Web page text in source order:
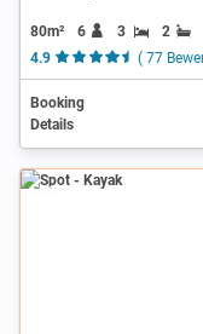
80m² 6 3
2
4.9
( 77
Booking
Details
Spot